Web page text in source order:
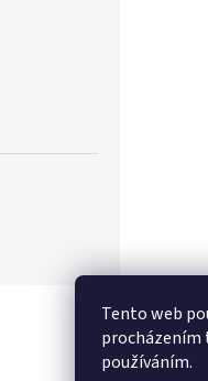
Tento web
procházením
používáním.